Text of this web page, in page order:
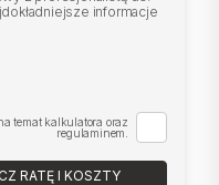
informacje
temat kalkulatora oraz
regulaminem.
RATĘ I KOSZTY